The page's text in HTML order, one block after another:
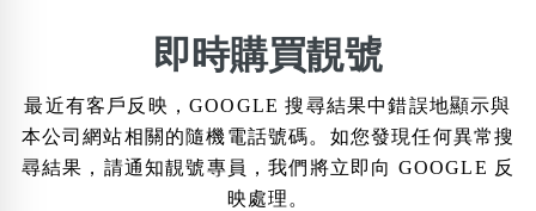
位置:
一 二 三 四 五 六 七 八
即時購買靚號
最近有客戶反映，GOOGLE 搜尋結果中錯誤地顯示與
本公司網站相關的隨機電話號碼。如您發現任何異常搜
尋結果，請通知靚號專員，我們將立即向 GOOGLE 反
映處理。